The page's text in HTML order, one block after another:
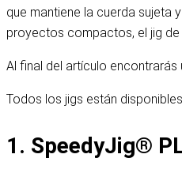
que mantiene la cuerda sujeta
proyectos compactos, el jig de
Al final del artículo
Todos los jigs están
1. SpeedyJig®